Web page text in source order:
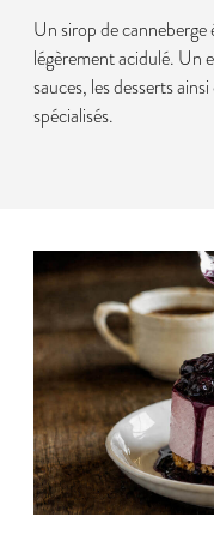
Un sirop de
légèrement acidulé. Un
sauces, les desserts
spécialisés.